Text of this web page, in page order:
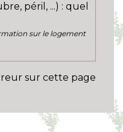
péril, ...) : quel
sur le logement
sur cette page